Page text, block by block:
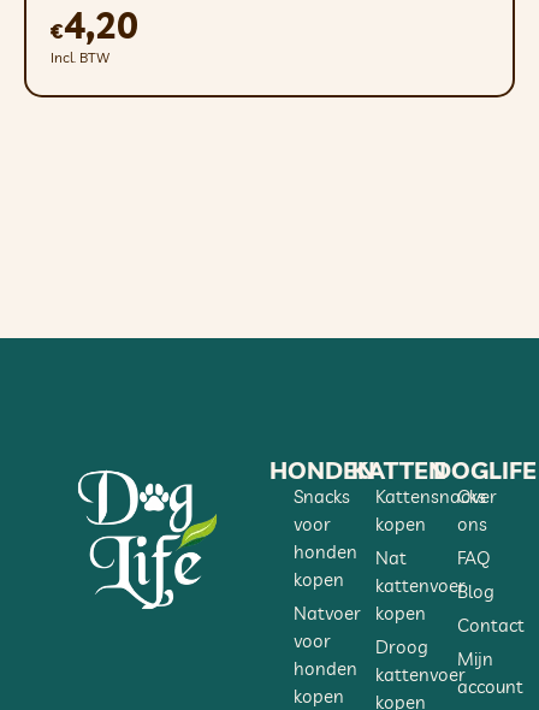
€4,20
Incl. BTW
HONDEN
Snacks
voor
honden
kopen
Natvoer
voor
honden
kopen
KATTEN
Kattensnacks
kopen
Nat
kattenvoer
kopen
Droog
kattenvoer
kopen
DOGLIFE
Over
ons
FAQ
Blog
Contact
Mijn
account